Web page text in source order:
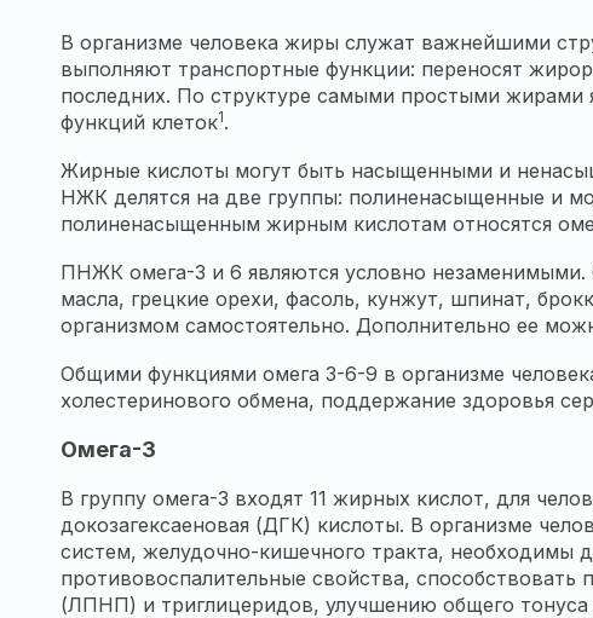
В организме человека жиры служат важнейшими
выполняют транспортные функции: переносят
последних. По структуре самыми простыми жирами
функций клеток1.
Жирные кислоты могут быть насыщенными и
НЖК делятся на две группы: полиненасыщенные и
полиненасыщенным жирным кислотам относятся
ПНЖК омега-3 и 6 являются условно
масла, грецкие орехи, фасоль, кунжут, шпинат,
организмом самостоятельно. Дополнительно ее
Общими функциями омега 3-6-9 в организме
холестеринового обмена, поддержание здоровья
Омега-3
В группу омега-3 входят 11 жирных кислот, для
докозагексаеновая (ДГК) кислоты. В организме
систем, желудочно-кишечного тракта, необходимы
противовоспалительные свойства,
(ЛПНП) и триглицеридов, улучшению общего тонуса